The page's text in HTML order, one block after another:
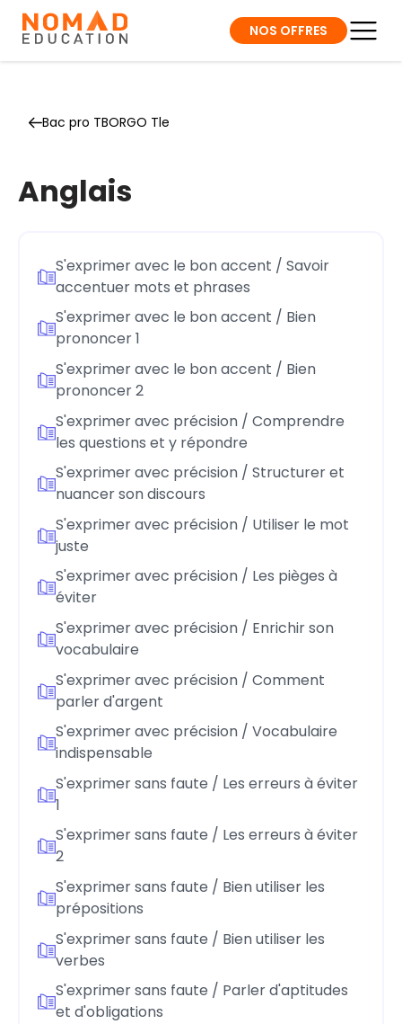
NOS OFFRES
Bac pro TBORGO Tle
Anglais
S'exprimer avec le bon accent / Savoir
accentuer mots et phrases
S'exprimer avec le bon accent / Bien
prononcer 1
S'exprimer avec le bon accent / Bien
prononcer 2
S'exprimer avec précision / Comprendre
les questions et y répondre
S'exprimer avec précision / Structurer et
nuancer son discours
S'exprimer avec précision / Utiliser le mot
juste
S'exprimer avec précision / Les pièges à
éviter
S'exprimer avec précision / Enrichir son
vocabulaire
S'exprimer avec précision / Comment
parler d'argent
S'exprimer avec précision / Vocabulaire
indispensable
S'exprimer sans faute / Les erreurs à éviter
1
S'exprimer sans faute / Les erreurs à éviter
2
S'exprimer sans faute / Bien utiliser les
prépositions
S'exprimer sans faute / Bien utiliser les
verbes
S'exprimer sans faute / Parler d'aptitudes
et d'obligations